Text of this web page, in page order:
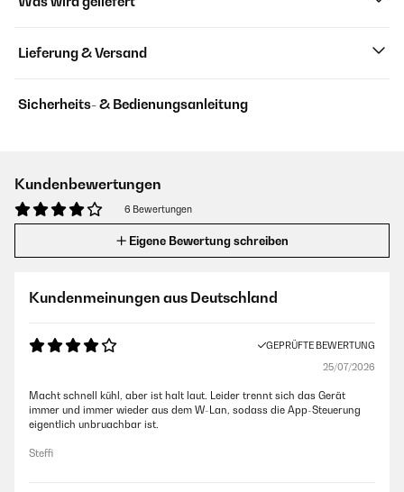
Lieferung & Versand
Sicherheits- & Bedienungsanleitung
Kundenbewertungen
6 Bewertungen
Eigene Bewertung schreiben
Kundenmeinungen aus Deutschland
GEPRÜFTE BEWERTUNG
25/07/2026
Macht schnell kühl, aber ist halt laut. Leider trennt sich das Gerät
immer und immer wieder aus dem W-Lan, sodass die App-Steuerung
eigentlich unbruachbar ist.
Steffi